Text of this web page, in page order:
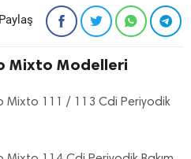
Paylaş
Mixto Modelleri
Mixto 111 / 113 Cdi Periyodik